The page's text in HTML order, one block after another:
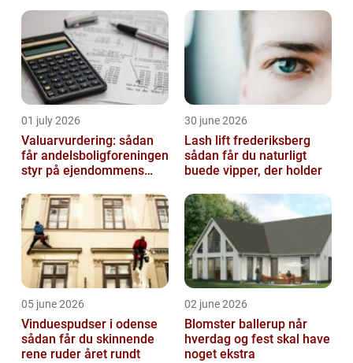
01 july 2026
Valuarvurdering: sådan
får andelsboligforeningen
styr på ejendommens
30 june 2026
Lash lift frederiksberg
sådan får du naturligt
buede vipper, der holder
05 june 2026
Vinduespudser i odense
sådan får du skinnende
rene ruder året rundt
02 june 2026
Blomster ballerup når
hverdag og fest skal have
noget ekstra